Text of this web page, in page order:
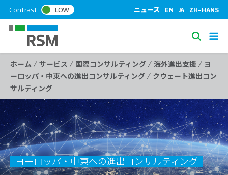
k
t
n
t
e
n
t
Contrast LOW ニュース EN JA ZH-HANS
S
e
a
r
h
ホーム / サービス / 国際コンサルティング / 海外進出支援 / ヨ
ーロッパ・中東への進出コンサルティング / クウェート進出コン
サルティング
ヨーロッパ・中東への進出コンサルティング